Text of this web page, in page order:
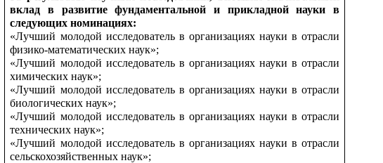
вклад в развитие фундаментальной и прикладной науки в
следующих номинациях:
«Лучший молодой исследователь в организациях науки в отрасли
физико-математических наук»;
«Лучший молодой исследователь в организациях науки в отрасли
химических наук»;
«Лучший молодой исследователь в организациях науки в отрасли
биологических наук»;
«Лучший молодой исследователь в организациях науки в отрасли
технических наук»;
«Лучший молодой исследователь в организациях науки в отрасли
сельскохозяйственных наук»;